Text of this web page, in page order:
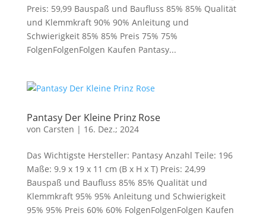
Preis: 59,99 Bauspaß und Baufluss 85% 85% Qualität
und Klemmkraft 90% 90% Anleitung und
Schwierigkeit 85% 85% Preis 75% 75%
FolgenFolgenFolgen Kaufen Pantasy...
Pantasy Der Kleine Prinz Rose
von Carsten | 16. Dez.; 2024
Das Wichtigste Hersteller: Pantasy Anzahl Teile: 196
Maße: 9.9 x 19 x 11 cm (B x H x T) Preis: 24,99
Bauspaß und Baufluss 85% 85% Qualität und
Klemmkraft 95% 95% Anleitung und Schwierigkeit
95% 95% Preis 60% 60% FolgenFolgenFolgen Kaufen